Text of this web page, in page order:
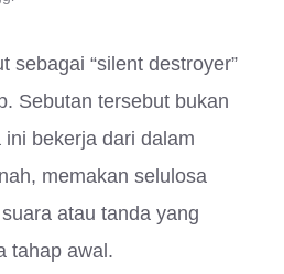
sebagai “silent destroyer”
Sebutan tersebut bukan
bekerja dari dalam
memakan selulosa
atau tanda yang
tahap awal.